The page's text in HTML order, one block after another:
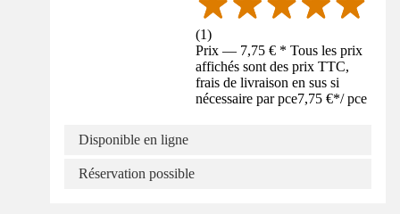
(1)
Prix — 7,75 € * Tous les prix
affichés sont des prix TTC,
frais de livraison en sus si
nécessaire par pce7,75 €*/ pce
Disponible en ligne
Réservation possible